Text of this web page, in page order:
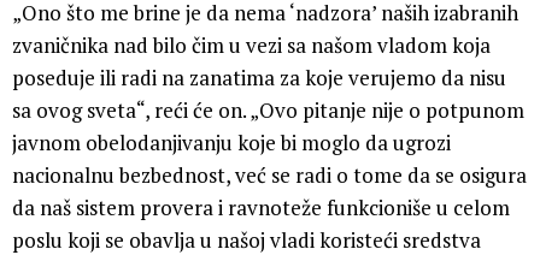
„Ono što me brine je da nema ‘nadzora’ naših izabranih
zvaničnika nad bilo čim u vezi sa našom vladom koja
poseduje ili radi na zanatima za koje verujemo da nisu
sa ovog sveta“, reći će on. „Ovo pitanje nije o potpunom
javnom obelodanjivanju koje bi moglo da ugrozi
nacionalnu bezbednost, već se radi o tome da se osigura
da naš sistem provera i ravnoteže funkcioniše u celom
poslu koji se obavlja u našoj vladi koristeći sredstva